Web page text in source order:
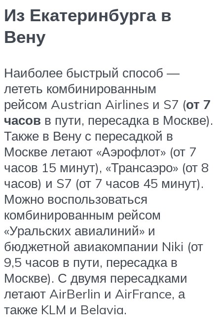
Из Екатеринбурга в
Вену
Наиболее быстрый способ —
лететь комбинированным
рейсом Austrian Airlines и S7 (от 7
часов в пути, пересадка в Москве).
Также в Вену с пересадкой в
Москве летают «Аэрофлот» (от 7
часов 15 минут), «Трансаэро» (от 8
часов) и S7 (от 7 часов 45 минут).
Можно воспользоваться
комбинированным рейсом
«Уральских авиалиний» и
бюджетной авиакомпании Niki (от
9,5 часов в пути, пересадка в
Москве). С двумя пересадками
летают AirBerlin и AirFrance, а
также KLM и Belavia.